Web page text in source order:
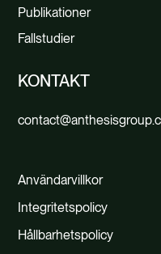
Publikationer
Fallstudier
KONTAKT
Användarvillkor
Integritetspolicy
Hållbarhetspolicy